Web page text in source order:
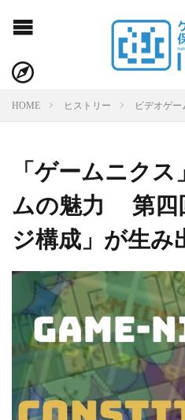
HOME ヒストリー ビデオゲー
「ゲームニク
ムの魅力 第
ジ構成」が生み